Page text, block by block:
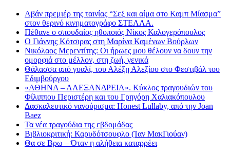
Αβάν πρεμιέρ της ταινίας “Σεξ και αίμα στο Καμπ Μίασμα”
στον θερινό κινηματογράφο ΣΤΕΛΛΑ.
Πέθανε ο σπουδαίος ηθοποιός Νίκος Καλογερόπουλος
Ο Γιάννης Κότσιρας στη Μαρίνα Καμένων Βούρλων
Νικόλαος Μερεντίτης: Οι ήρωες μου θέλουν να δουν την
ομορφιά στο μέλλον, στη ζωή, γενικά
Θάλασσα από γυαλί, του Αλέξη Αλεξίου στο Φεστιβάλ του
Εδιμβούργου
«ΑΘΗΝΑ – ΑΛΕΞΑΝΔΡΕΙΑ». Κύκλος τραγουδιών του
Φίλιππου Περιστέρη και του Γρηγόρη Χαλιακόπουλου
Δασκαλευτικό νανούρισμα: Honest Lullaby, από την Joan
Baez
Τα νέα τραγούδια της εβδομάδας
Βιβλιοκριτική: Καρυδότσουφλο (Ίαν ΜακΓιούαν)
Θα σε Βρω – Όταν η αλήθεια καταρρέει